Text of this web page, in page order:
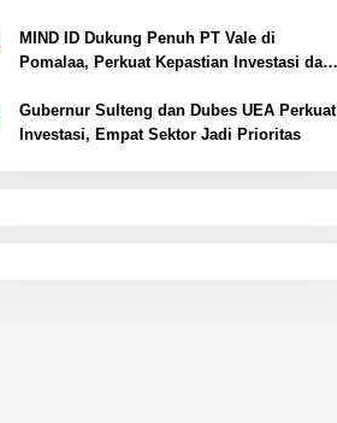
MIND ID Dukung Penuh PT Vale di
Pomalaa, Perkuat Kepastian Investasi dan
Gubernur Sulteng dan Dubes UEA Perkuat
Investasi, Empat Sektor Jadi Prioritas